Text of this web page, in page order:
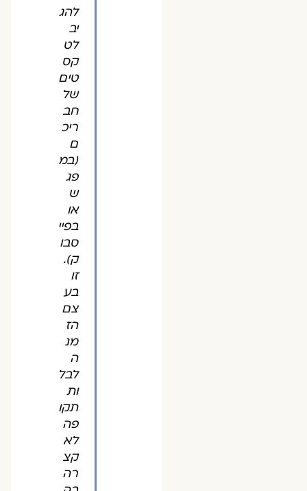
להג
יב
לט
קס
טים
של
חב
ריכ
ם
(במ
פג
ש
או
בפיי
סבו
ק).
זו
בע
צם
הז
מנ
ה
לבל
ות
תקו
פה
לא
קצ
רה